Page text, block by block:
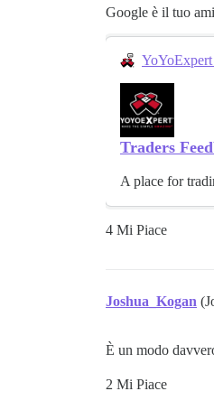
Google è il tuo
Traders
A place for
4 Mi Piace
Joshua_Kogan
È un modo
2 Mi Piace